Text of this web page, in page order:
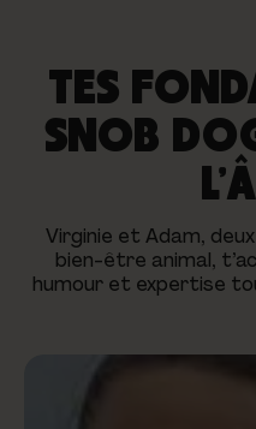
TES
SNOB
Virginie et Adam,
bien-être animal,
humour et expertise